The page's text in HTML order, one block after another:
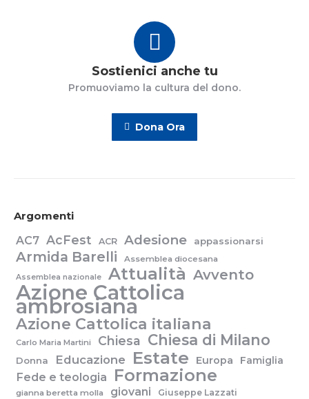
Sostienici anche tu
Promuoviamo la cultura del dono.
Dona Ora
Argomenti
AC7 AcFest ACR Adesione appassionarsi
Armida Barelli Assemblea diocesana
Assemblea nazionale Attualità Avvento
Azione Cattolica
ambrosiana
Azione Cattolica italiana
Carlo Maria Martini Chiesa Chiesa di Milano
Donna Educazione Estate Europa Famiglia
Fede e teologia Formazione
gianna beretta molla giovani Giuseppe Lazzati